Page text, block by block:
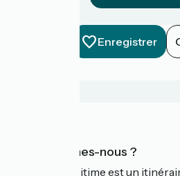
Enregistrer
Qui sommes-nous ?
La Vélomaritime est un